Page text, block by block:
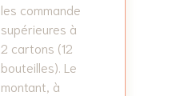
les commande
supérieures à
2 cartons (12
bouteilles). Le
montant, à